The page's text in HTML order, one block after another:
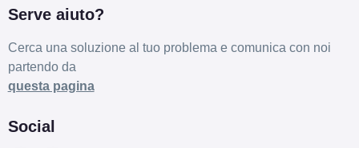
Serve aiuto?
Cerca una soluzione al tuo problema e comunica con noi
partendo da
questa pagina
Social